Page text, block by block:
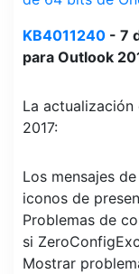
KB4011240 - 7
para Outlook
La
2017:
Los mensajes
iconos de
Problemas de
si
Mostrar